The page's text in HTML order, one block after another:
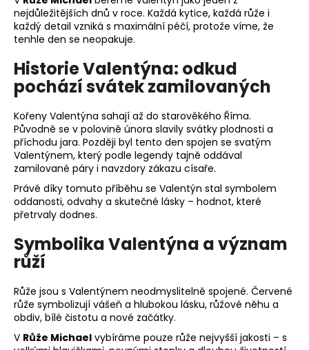
nejdůležitějších dnů v roce. Každá kytice, každá růže i
každý detail vzniká s maximální péčí, protože víme, že
tenhle den se neopakuje.
Historie Valentýna: odkud
pochází svátek zamilovaných
Kořeny Valentýna sahají až do starověkého Říma.
Původně se v polovině února slavily svátky plodnosti a
příchodu jara. Později byl tento den spojen se svatým
Valentýnem, který podle legendy tajně oddával
zamilované páry i navzdory zákazu císaře.
Právě díky tomuto příběhu se Valentýn stal symbolem
oddanosti, odvahy a skutečné lásky – hodnot, které
přetrvaly dodnes.
Symbolika Valentýna a význam
růží
Růže jsou s Valentýnem neodmyslitelně spojené. Červené
růže symbolizují vášeň a hlubokou lásku, růžové něhu a
obdiv, bílé čistotu a nové začátky.
V Růže Michael vybíráme pouze růže nejvyšší jakosti – s
HLEDAT
D
o
p
o
r
u
č
u
j
e
m
e